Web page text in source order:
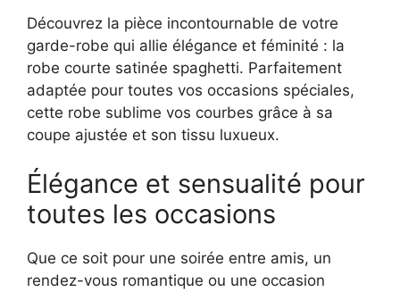
Découvrez la pièce incontournable de votre
garde-robe qui allie élégance et féminité : la
robe courte satinée spaghetti. Parfaitement
adaptée pour toutes vos occasions spéciales,
cette robe sublime vos courbes grâce à sa
coupe ajustée et son tissu luxueux.
Élégance et sensualité pour
toutes les occasions
Que ce soit pour une soirée entre amis, un
rendez-vous romantique ou une occasion